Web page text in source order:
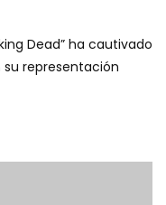
Dead” ha cautivado
representación